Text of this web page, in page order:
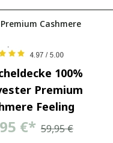
Cashmere
100%
Premium
Feeling
€* 59,95 €